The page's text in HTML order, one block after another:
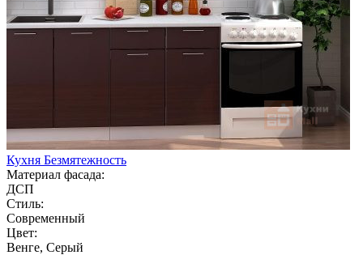
Кухня Безмятежность
Материал фасада:
ДСП
Стиль:
Современный
Цвет:
Венге, Серый